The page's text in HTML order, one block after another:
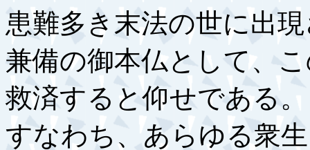
患難多き末法の世に出
兼備の御本仏として、
救済すると仰せである。
すなわち、あらゆる衆